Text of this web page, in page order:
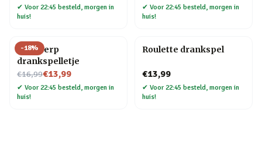
✔ Voor 22:45 besteld, morgen in
huis!
✔ Voor 22:45 besteld, morgen in
huis!
-18%
Ringwerp
drankspelletje
€16,99
Nu voor€13,99
✔ Voor 22:45 besteld, morgen in
huis!
Roulette drankspel
€13,99
✔ Voor 22:45 besteld, morgen in
huis!